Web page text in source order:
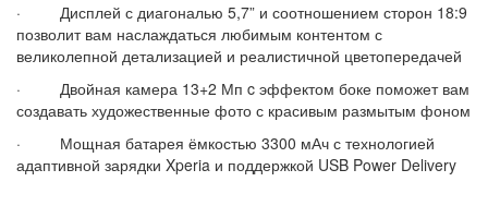
· Дисплей с диагональю 5,7” и соотношением сторон 18:9
позволит вам наслаждаться любимым контентом с
великолепной детализацией и реалистичной цветопередачей
· Двойная камера 13+2 Мп c эффектом боке поможет вам
создавать художественные фото с красивым размытым фоном
· Мощная батарея ёмкостью 3300 мАч с технологией
адаптивной зарядки Xperia и поддержкой USB Power Delivery